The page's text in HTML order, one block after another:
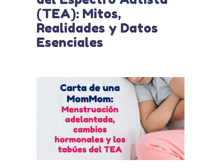
(TEA): Mitos,
Realidades y Datos
Esenciales